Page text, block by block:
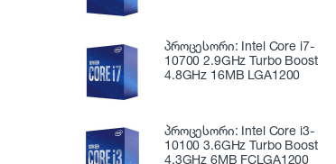
პროცესორი: Intel Core i7-
10700 2.9GHz Turbo Boost
4.8GHz 16MB LGA1200
პროცესორი: Intel Core i3-
10100 3.6GHz Turbo Boost
4.3GHz 6MB FCLGA1200